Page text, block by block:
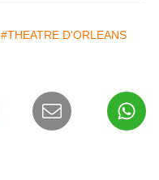
#THEATRE D'ORLEANS